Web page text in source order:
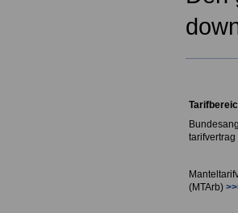
tarifvertrag
(MTArb)